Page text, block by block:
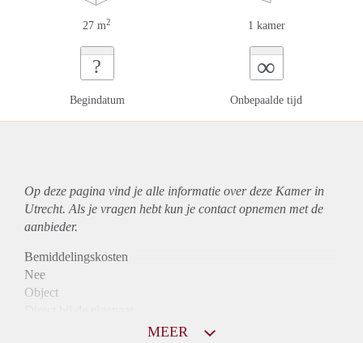
27 m2 1 kamer
?
Begindatum
∞
Onbepaalde tijd
Op deze pagina vind je alle informatie over deze Kamer in
Utrecht. Als je vragen hebt kun je contact opnemen met de
aanbieder.
Bemiddelingskosten
Nee
Object
MEER